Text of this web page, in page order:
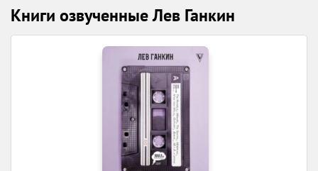
Книги озвученные Лев Ганкин